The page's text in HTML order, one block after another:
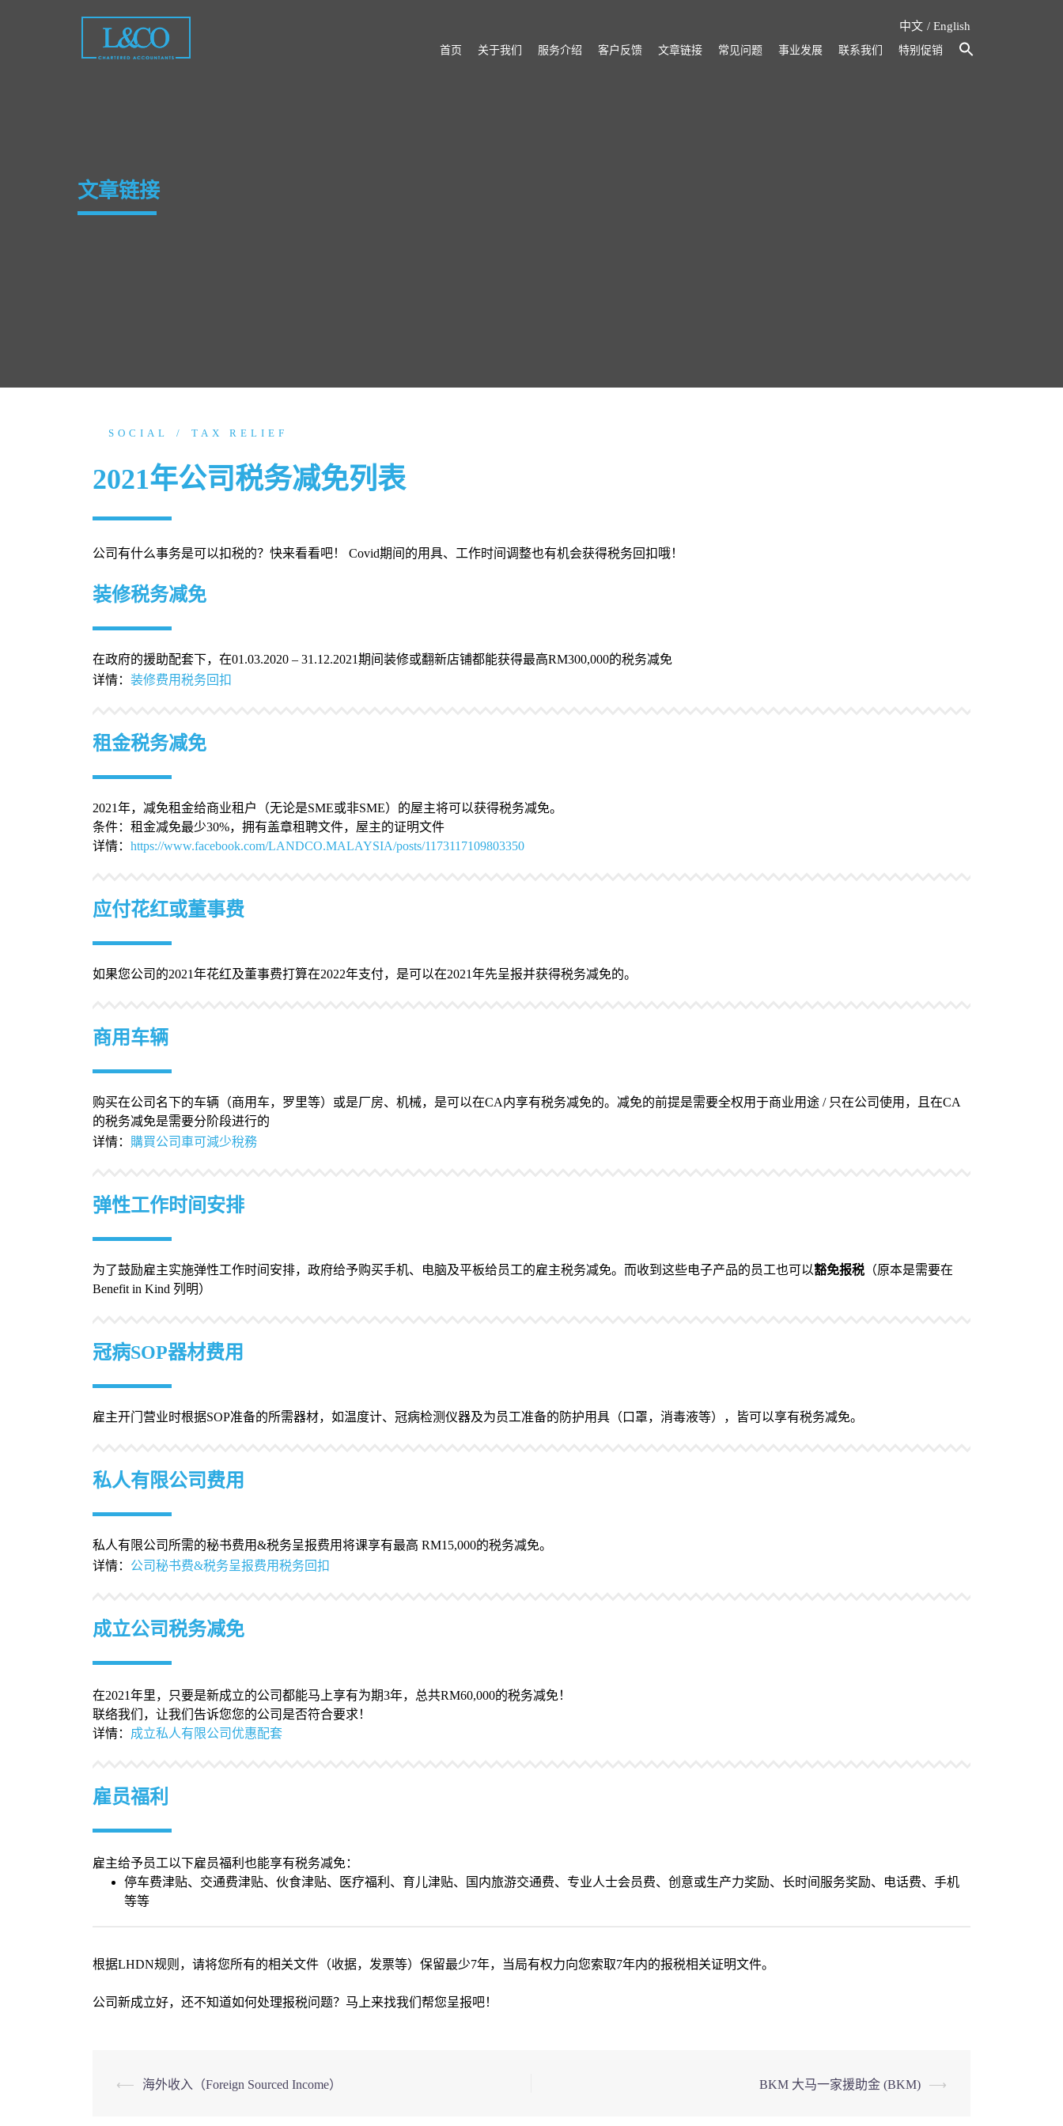
中文 English
首页 关于我们 服务介绍 客户反馈 文章链接 常见问题 事业发展 联系我们 特别促销
文章链接
SOCIAL TAX RELIEF
2021年公司税务减免列表
公司有什么事务是可以扣税的？快来看看吧！ Covid期间的用具、工作时间调整也有机会获得税务回扣哦！
装修税务减免
在政府的援助配套下，在01.03.2020 – 31.12.2021期间装修或翻新店铺都能获得最高RM300,000的税务减免
详情： 装修费用税务回扣
租金税务减免
2021年，减免租金给商业租户（无论是SME或非SME）的屋主将可以获得税务减免。
条件：租金减免最少30%，拥有盖章租聘文件，屋主的证明文件
详情： https://www.facebook.com/LANDCO.MALAYSIA/posts/1173117109803350
应付花红或董事费
如果您公司的2021年花红及董事费打算在2022年支付，是可以在2021年先呈报并获得税务减免的。
商用车辆
购买在公司名下的车辆（商用车，罗里等）或是厂房、机械，是可以在CA内享有税务减免的。减免的前提是需要全权用于商业用途 / 只在公司使用，且在CA
的税务减免是需要分阶段进行的
详情： 購買公司車可減少稅務
弹性工作时间安排
为了鼓励雇主实施弹性工作时间安排，政府给予购买手机、电脑及平板给员工的雇主税务减免。而收到这些电子产品的员工也可以豁免报税 （原本是需要在
Benefit in Kind 列明）
冠病SOP器材费用
雇主开门营业时根据SOP准备的所需器材，如温度计、冠病检测仪器及为员工准备的防护用具（口罩，消毒液等），皆可以享有税务减免。
私人有限公司费用
私人有限公司所需的秘书费用&税务呈报费用将课享有最高 RM15,000的税务减免。
详情： 公司秘书费&税务呈报费用税务回扣
成立公司税务减免
在2021年里，只要是新成立的公司都能马上享有为期3年，总共RM60,000的税务减免！
联络我们，让我们告诉您您的公司是否符合要求！
详情： 成立私人有限公司优惠配套
雇员福利
雇主给予员工以下雇员福利也能享有税务减免：
停车费津贴、交通费津贴、伙食津贴、医疗福利、育儿津贴、国内旅游交通费、专业人士会员费、创意或生产力奖励、长时间服务奖励、电话费、手机
等等
根据LHDN规则，请将您所有的相关文件（收据，发票等）保留最少7年，当局有权力向您索取7年内的报税相关证明文件。
公司新成立好，还不知道如何处理报税问题？马上来找我们帮您呈报吧！
Post
⟵ 海外收入（Foreign Sourced Income） BKM 大马一家援助金 (BKM) ⟶